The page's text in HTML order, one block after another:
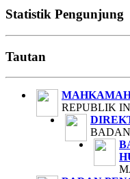
Statistik Pengunjung
Tautan
REPUBLIK